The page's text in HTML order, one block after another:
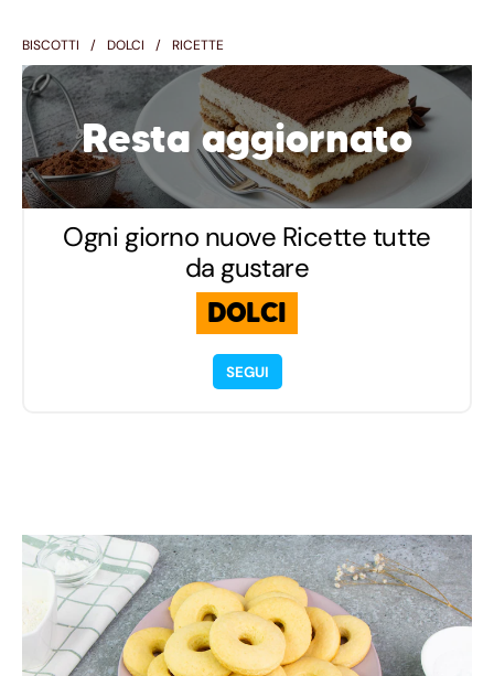
BISCOTTI DOLCI RICETTE
Resta aggiornato
Ogni giorno nuove Ricette tutte
da gustare
DOLCI
SEGUI